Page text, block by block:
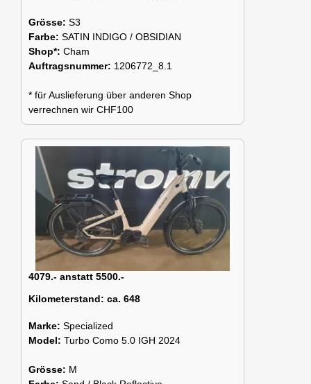
Grösse: S3
Farbe: SATIN INDIGO / OBSIDIAN
Shop*: Cham
Auftragsnummer: 1206772_8.1
* für Auslieferung über anderen Shop
verrechnen wir CHF100
4079.- anstatt 5500.-
Kilometerstand: ca. 648
Marke: Specialized
Model: Turbo Como 5.0 IGH 2024
Grösse: M